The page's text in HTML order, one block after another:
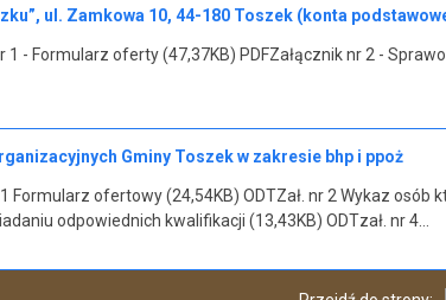
ul. Zamkowa 10, 44-180 Toszek (konta
- Formularz oferty (47,37KB) PDFZałącznik nr 2 -
Gminy Toszek w zakresie bhp i ppoż
Formularz ofertowy (24,54KB) ODTZał. nr 2 Wykaz
odpowiednich kwalifikacji (13,43KB) ODTzał. nr 4…